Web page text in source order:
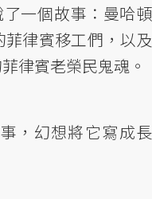
了一個故事：曼哈頓
律賓移工們，以及
律賓老榮民鬼魂。
，幻想將它寫成長